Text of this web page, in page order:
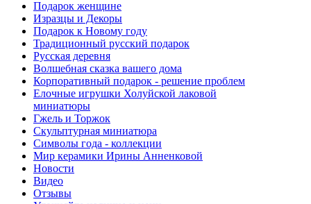
Подарок женщине
Изразцы и Декоры
Подарок к Новому году
Традиционный русский подарок
Русская деревня
Волшебная сказка вашего дома
Корпоративный подарок - решение проблем
Елочные игрушки Холуйской лаковой
миниатюры
Гжель и Торжок
Скульптурная миниатюра
Символы года - коллекции
Мир керамики Ирины Анненковой
Новости
Видео
Отзывы